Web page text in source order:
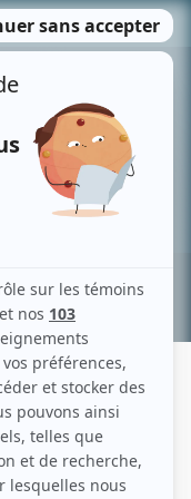
MENU
Recherche avancée »